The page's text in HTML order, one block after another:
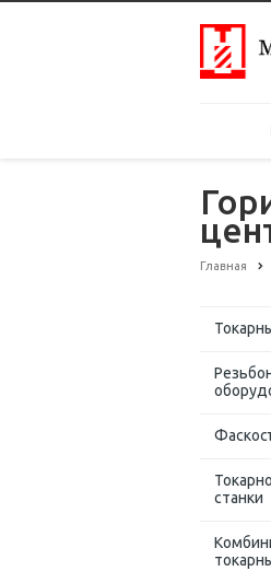
Главная
станки